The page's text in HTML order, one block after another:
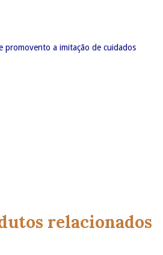
promovento a imitação de cuidados
relacionados